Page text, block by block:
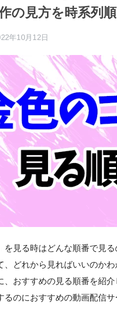
の見方を時系列
年10月12日
を見る時はどんな順番で見る
、どれから見ればいいのかわ
おすすめの見る順番を紹介
るのにおすすめの動画配信